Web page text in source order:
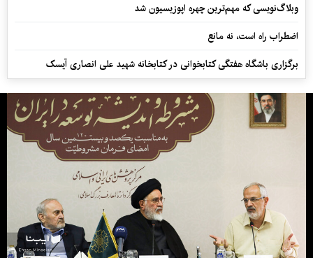
وبلاگ‌نویسی که مهم‌ترین چهره اپوزیسیون شد
اضطراب راه است، نه مانع
برگزاری باشگاه هفتگی کتابخوانی در کتابخانه شهید علی انصاری آیسک